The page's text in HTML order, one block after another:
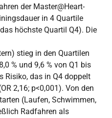
der Master@Heart-
in 4 Quartile
höchste Quartil Q4). Die
stieg in den Quartilen
% und 9,6 % von Q1 bis
Risiko, das in Q4 doppelt
2,16; p<0,001). Von den
(Laufen, Schwimmen,
Radfahren als